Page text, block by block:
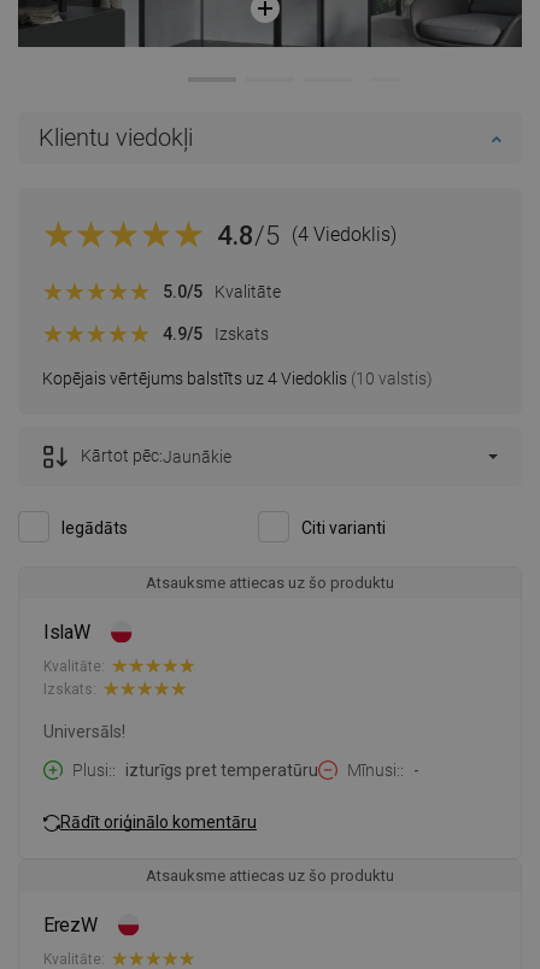
Klientu viedokļi
4.8/5 (4 Viedoklis)
Kopējais vērtējums balstīts uz 4 Viedoklis (10 valstis)
5.0/5 Kvalitāte
4.9/5 Izskats
Iegādāts Citi varianti
Kārtot pēc:Jaunākie
Atsauksme attiecas uz šo produktu
IslaW
Kvalitāte:
Izskats:
Universāls!
Plusi:
izturīgs pret temperatūru Mīnusi: -
Rādīt oriģinālo komentāru
Atsauksme attiecas uz šo produktu
ErezW
Kvalitāte: